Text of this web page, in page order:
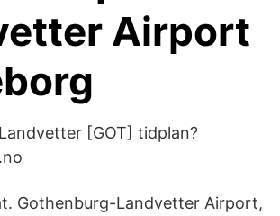
Airport
[GOT] tidplan?
Gothenburg-Landvetter Airport,